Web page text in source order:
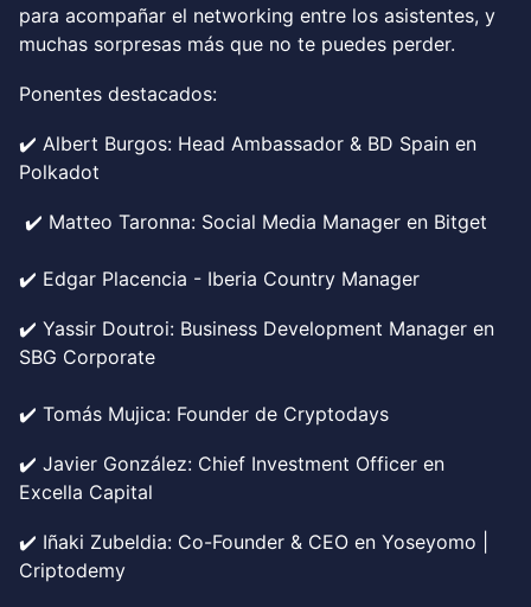
para acompañar el networking entre los asistentes, y
muchas sorpresas más que no te puedes perder.
Ponentes destacados:
✔️ Albert Burgos: Head Ambassador & BD Spain en
Polkadot
✔️ Matteo Taronna: Social Media Manager en Bitget
✔️ Edgar Placencia - Iberia Country Manager
✔️ Yassir Doutroi: Business Development Manager en
SBG Corporate
✔️ Tomás Mujica: Founder de Cryptodays
✔️ Javier González: Chief Investment Officer en
Excella Capital
✔️ Iñaki Zubeldia: Co-Founder & CEO en Yoseyomo |
Criptodemy